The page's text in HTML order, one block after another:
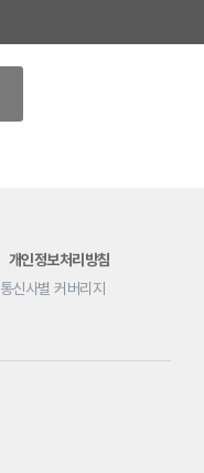
개인정보처리방침
통신사별 커버리지